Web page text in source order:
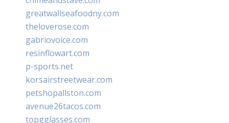
greatwallseafoodny.com
theloverose.com
gabriovoice.com
resinflowart.com
p-sports.net
korsairstreetwear.com
petshopallston.com
avenue26tacos.com
topgglasses.com